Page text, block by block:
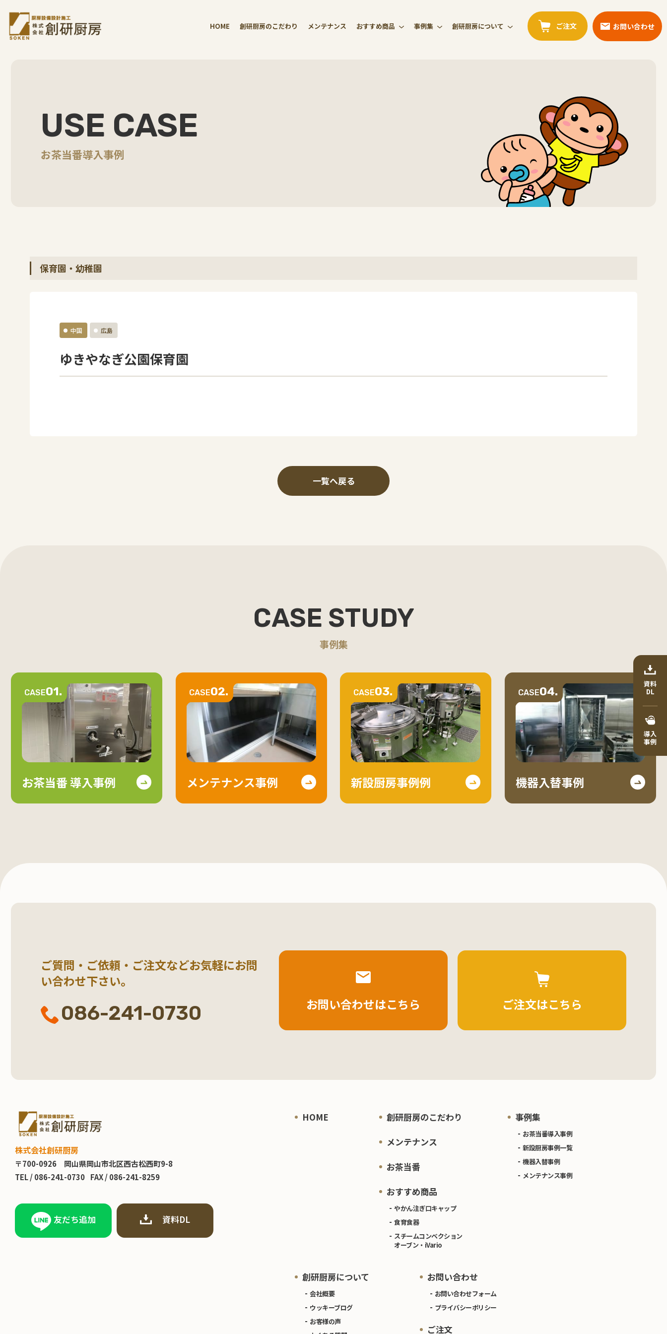
HOME 創研厨房のこだわり メンテナンス おすすめ商品 事例集 創研厨房について ご注文 お問い合わせ
資料
DL
導入
事例
USE CASE
お茶当番導入事例
保育園・幼稚園
中国 広島
ゆきやなぎ公園保育園
一覧へ戻る
CASE STUDY
事例集
CASE01.
お茶当番 導入事例
CASE02.
メンテナンス事例
CASE03.
新設厨房事例例
CASE04.
機器入替事例
ご質問・ご依頼・ご注文などお気軽にお問
い合わせ下さい。
086-241-0730 お問い合わせはこちら ご注文はこちら
HOME
創研厨房のこだわり
メンテナンス
お茶当番
おすすめ商品
やかん注ぎ口キャップ
食育食器
スチームコンベクション
オーブン・iVario
事例集
お茶当番導入事例
新設厨房事例一覧
機器入替事例
メンテナンス事例
創研厨房について
会社概要
ウッキーブログ
お客様の声
お問い合わせ
お問い合わせフォーム
プライバシーポリシー
ご注文
株式会社創研厨房
〒700-0926 岡山県岡山市北区西古松西町9-8
TEL /086-241-0730 FAX / 086-241-8259
友だち追加 資料DL